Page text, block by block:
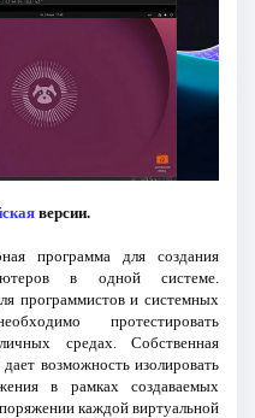
версии.
программа для создания
в одной системе.
программистов и системных
протестировать
средах. Собственная
возможность изолировать
в рамках создаваемых
каждой виртуальной